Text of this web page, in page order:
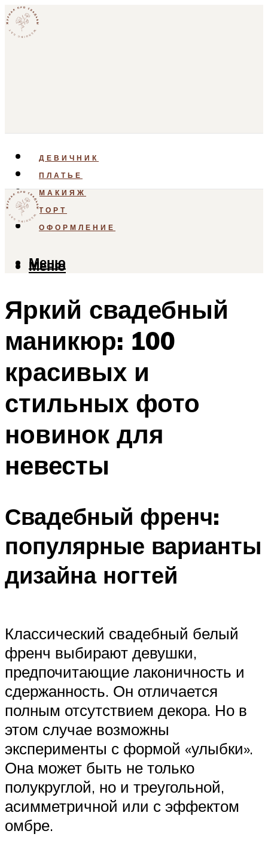
ДЕВИЧНИК
ПЛАТЬЕ
МАКИЯЖ
ТОРТ
ОФОРМЛЕНИЕ
Меню
Меню
Яркий свадебный
маникюр: 100
красивых и
стильных фото
новинок для
невесты
Свадебный френч:
популярные варианты
дизайна ногтей
Классический свадебный белый
френч выбирают девушки,
предпочитающие лаконичность и
сдержанность. Он отличается
полным отсутствием декора. Но в
этом случае возможны
эксперименты с формой «улыбки».
Она может быть не только
полукруглой, но и треугольной,
асимметричной или с эффектом
омбре.